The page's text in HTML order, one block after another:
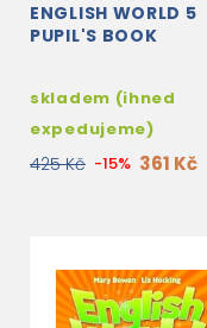
ENGLISH WORLD 5
PUPIL'S BOOK
skladem (ihned
expedujeme)
425 Kč -15% 361 Kč